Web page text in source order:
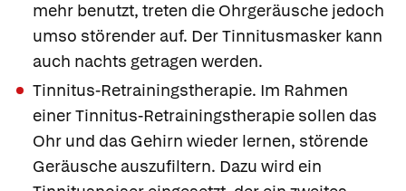
mehr benutzt, treten die Ohrgeräusche jedoch
umso störender auf. Der Tinnitusmasker kann
auch nachts getragen werden.
Tinnitus-Retrainingstherapie. Im Rahmen
einerTinnitus-Retrainingstherapie sollen das
Ohr und das Gehirn wieder lernen, störende
Geräusche auszufiltern. Dazu wird ein